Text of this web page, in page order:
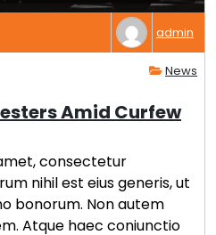
admin
News
Amid Curfew
consectetur
nihil est eius generis, ut
bonorum. Non autem
Atque haec coniunctio